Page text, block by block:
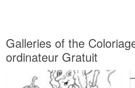
Galleries of the
ordinateur Gratuit